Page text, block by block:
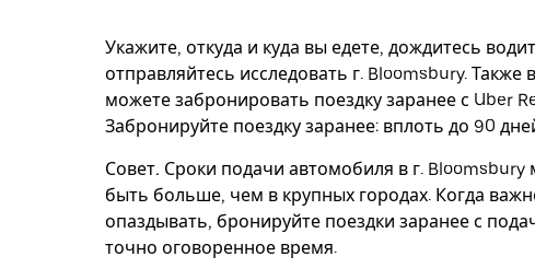
Укажите, откуда и куда вы едете, дождитесь
отправляйтесь исследовать г. Bloomsbury. Также
можете забронировать поездку заранее с Uber
Забронируйте поездку заранее: вплоть до 90
Совет. Сроки подачи автомобиля в г. Bloomsbury
быть больше, чем в крупных городах. Когда
опаздывать, бронируйте поездки заранее с
точно оговоренное время.